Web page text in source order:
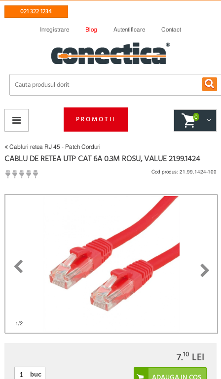
021 322 1234
Inregistrare Blog Autentificare Contact
PROMOTII 0
Cabluri retea RJ 45 - Patch Corduri
1/2
CABLU DE RETEA UTP CAT 6A 0.3M ROSU, VALUE 21.99.1424
Fii primul care scrie un review
Cod produs: 21.99.1424-100
7.10 LEI
buc